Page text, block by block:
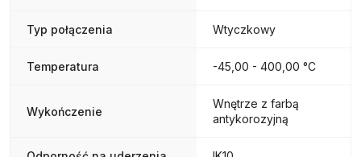
Typ połączenia Wtyczkowy
Temperatura -45,00 - 400,00 °C
Wykończenie
Wnętrze z farbą
antykorozyjną